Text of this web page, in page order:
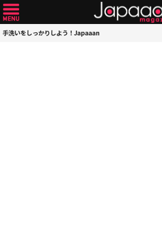
手洗いをしっかりしよう！Japaaan